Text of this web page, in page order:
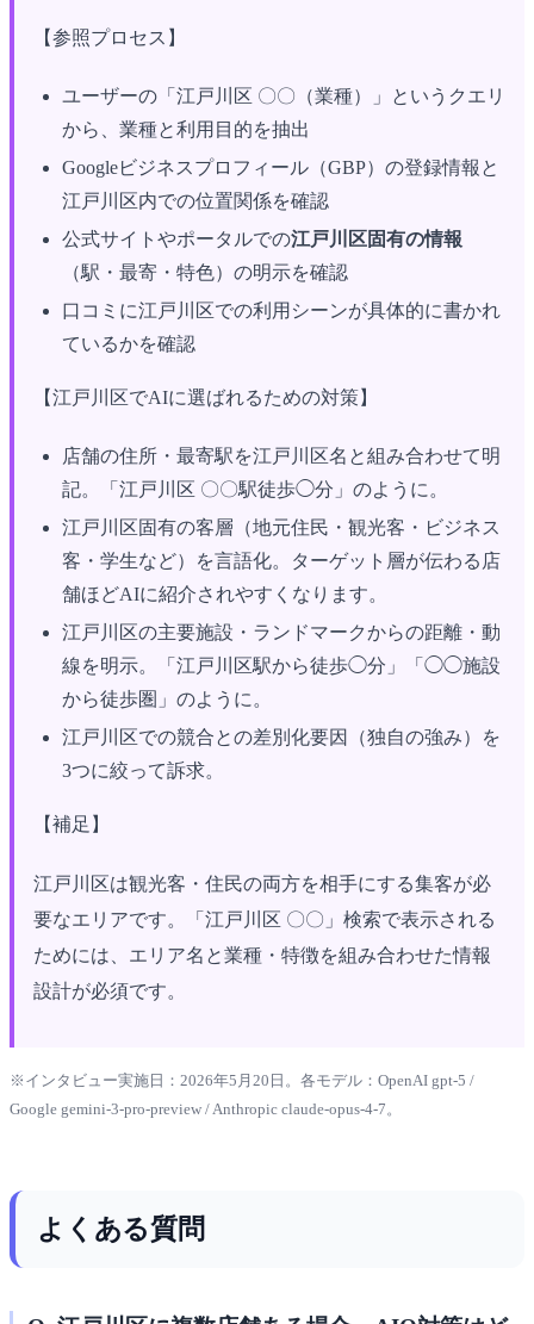
【参照プロセス】
ユーザーの「江戸川区 〇〇（業種）」というクエリ
から、業種と利用目的を抽出
Googleビジネスプロフィール（GBP）の登録情報と
江戸川区内での位置関係を確認
公式サイトやポータルでの江戸川区固有の情報
（駅・最寄・特色）の明示を確認
口コミに江戸川区での利用シーンが具体的に書かれ
ているかを確認
【江戸川区でAIに選ばれるための対策】
店舗の住所・最寄駅を江戸川区名と組み合わせて明
記。「江戸川区 〇〇駅徒歩◯分」のように。
江戸川区固有の客層（地元住民・観光客・ビジネス
客・学生など）を言語化。ターゲット層が伝わる店
舗ほどAIに紹介されやすくなります。
江戸川区の主要施設・ランドマークからの距離・動
線を明示。「江戸川区駅から徒歩◯分」「◯◯施設
から徒歩圏」のように。
江戸川区での競合との差別化要因（独自の強み）を
3つに絞って訴求。
【補足】
江戸川区は観光客・住民の両方を相手にする集客が必
要なエリアです。「江戸川区 〇〇」検索で表示される
ためには、エリア名と業種・特徴を組み合わせた情報
設計が必須です。
※インタビュー実施日：2026年5月20日。各モデル：OpenAI gpt-5 /
Google gemini-3-pro-preview / Anthropic claude-opus-4-7。
よくある質問